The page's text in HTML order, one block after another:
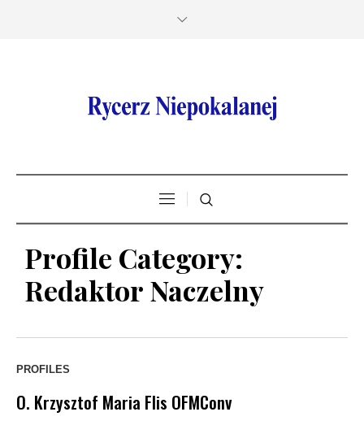
Profile Category:
Redaktor Naczelny
PROFILES
O. Krzysztof Maria Flis OFMConv